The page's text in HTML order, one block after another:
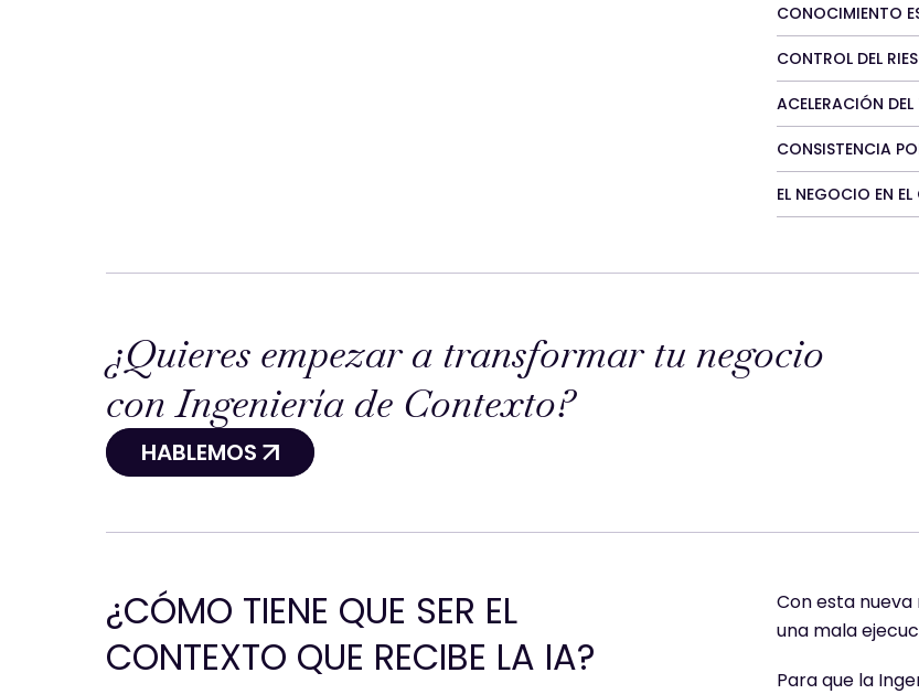
CONOCIMIENTO
CONTROL DEL
ACELERACIÓN
CONSISTENCIA
EL NEGOCIO EN
¿Quieres empezar a transformar tu negocio
con Ingeniería de Contexto?
HABLEMOS Â
¿CÓMO TIENE QUE SER EL
CONTEXTO QUE RECIBE LA IA?
Con esta
una mala
Para que la
Los campos con * son obligatorios.
política de privacidad.*
Consiento el envío de comunicaciones comerciales segúnla